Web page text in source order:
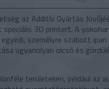
az Additív Gyártás
3D printert. A
személyre szabott
ugyanolyan olcsó és
területeken, például az